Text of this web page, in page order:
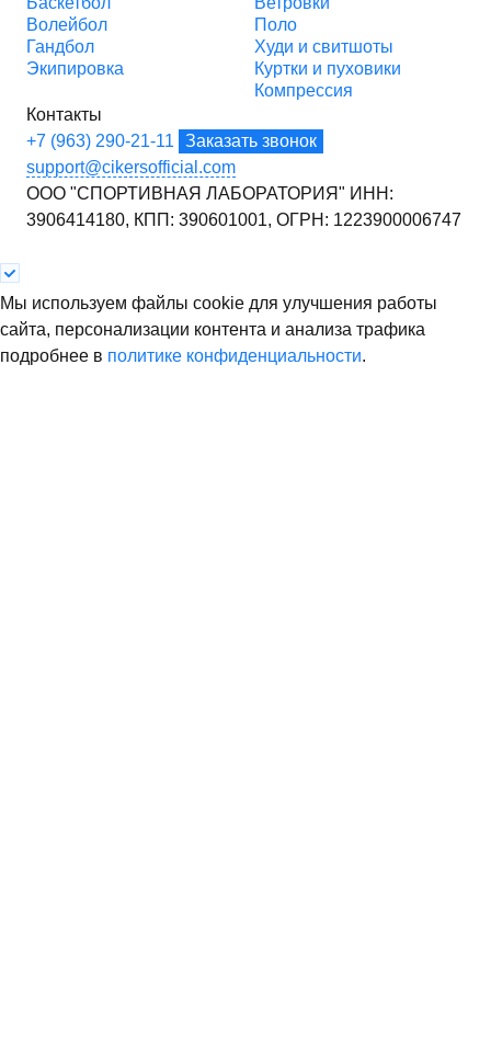
Волейбол
Гандбол
Экипировка
Поло
Худи и свитшоты
Куртки и пуховики
Компрессия
Контакты
+7 (963) 290-21-11
Заказать звонок
support@cikersofficial.com
ООО "СПОРТИВНАЯ ЛАБОРАТОРИЯ" ИНН:
3906414180, КПП: 390601001, ОГРН: 1223900006747
Мы используем файлы cookie для улучшения работы
сайта, персонализации контента и анализа трафика
подробнее в политике конфиденциальности.